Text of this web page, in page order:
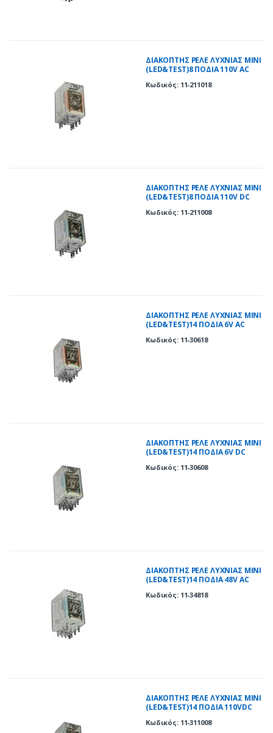
ΔΙΑΚΟΠΤΗΣ ΡΕΛΕ ΛΥΧΝΙΑΣ ΜΙΝΙ
(LED&TEST)8 ΠOΔΙΑ 110V AC
Κωδικός: 11-211018
ΔΙΑΚΟΠΤΗΣ ΡΕΛΕ ΛΥΧΝΙΑΣ ΜΙΝΙ
(LED&TEST)8 ΠOΔΙΑ 110V DC
Κωδικός: 11-211008
ΔΙΑΚΟΠΤΗΣ ΡΕΛΕ ΛΥΧΝΙΑΣ ΜΙΝΙ
(LED&TEST)14 ΠOΔΙΑ 6V AC
Κωδικός: 11-30618
ΔΙΑΚΟΠΤΗΣ ΡΕΛΕ ΛΥΧΝΙΑΣ ΜΙΝΙ
(LED&TEST)14 ΠOΔΙΑ 6V DC
Κωδικός: 11-30608
ΔΙΑΚΟΠΤΗΣ ΡΕΛΕ ΛΥΧΝΙΑΣ ΜΙΝΙ
(LED&TEST)14 ΠOΔΙΑ 48V AC
Κωδικός: 11-34818
ΔΙΑΚΟΠΤΗΣ ΡΕΛΕ ΛΥΧΝΙΑΣ ΜΙΝΙ
(LED&TEST)14 ΠΟΔΙΑ 110VDC
Κωδικός: 11-311008